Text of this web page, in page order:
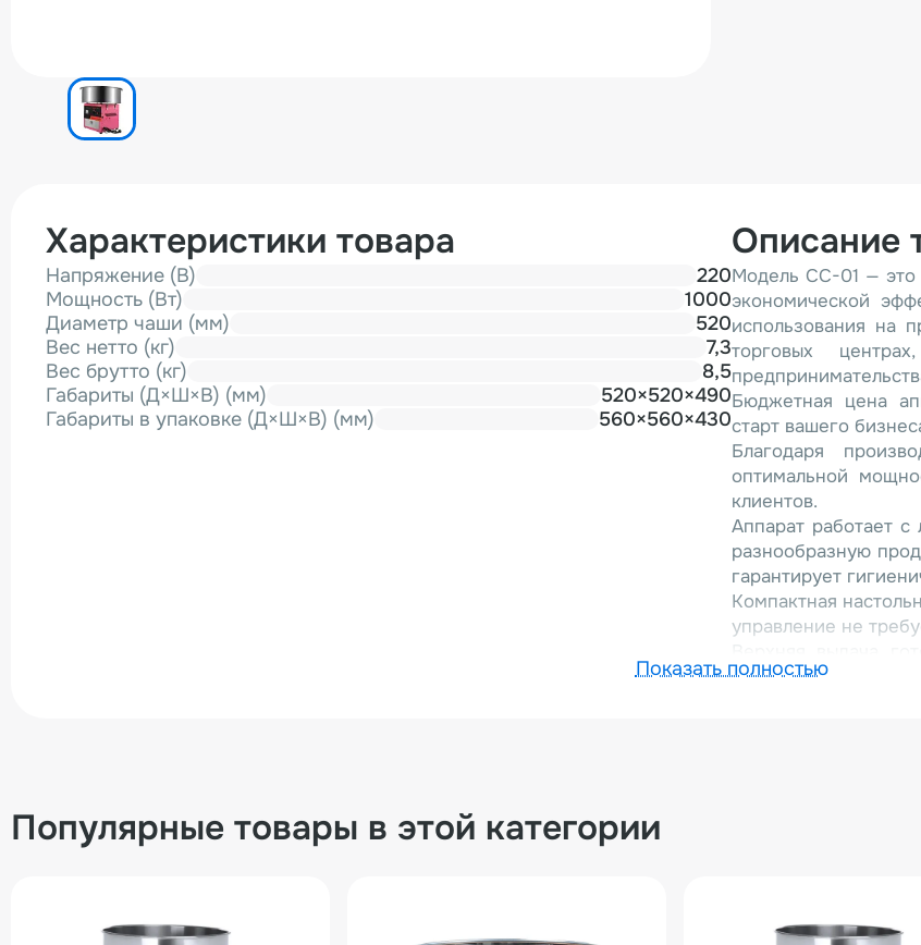
Характеристики товара
Напряжение (В)
220
Мощность (Вт)
1000
Диаметр чаши (мм)
520
Вес нетто (кг)
7,3
Вес брутто (кг)
8,5
Габариты (Д×Ш×В) (мм)
520×520×490
Габариты в упаковке (Д×Ш×В) (мм)
560×560×430
Описание
Модель CC-01 — это
экономической
использования на
торговых
Бюджетная цена
старт вашего
Благодаря
оптимальной
клиентов.
Аппарат работает
разнообразную
гарантирует
Компактная
управление не
помогают
Показать полностью
Популярные товары в этой категории